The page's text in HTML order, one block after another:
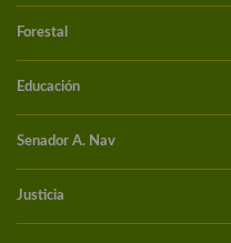
Forestal
Educación
Senador A. Nav
Justicia